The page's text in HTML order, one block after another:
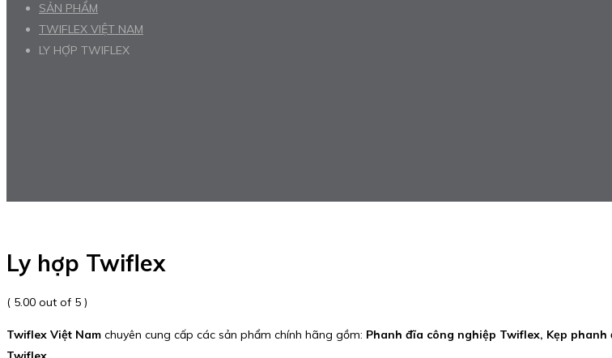
SẢN PHẨM
TWIFLEX VIỆT NAM
LY HỢP TWIFLEX
Ly hợp Twiflex
( 5.00 out of 5 )
Twiflex Việt Nam chuyên cung cấp các sản phẩm chính hãng gồm: Phanh đĩa công nghiệp Twiflex, Kẹp